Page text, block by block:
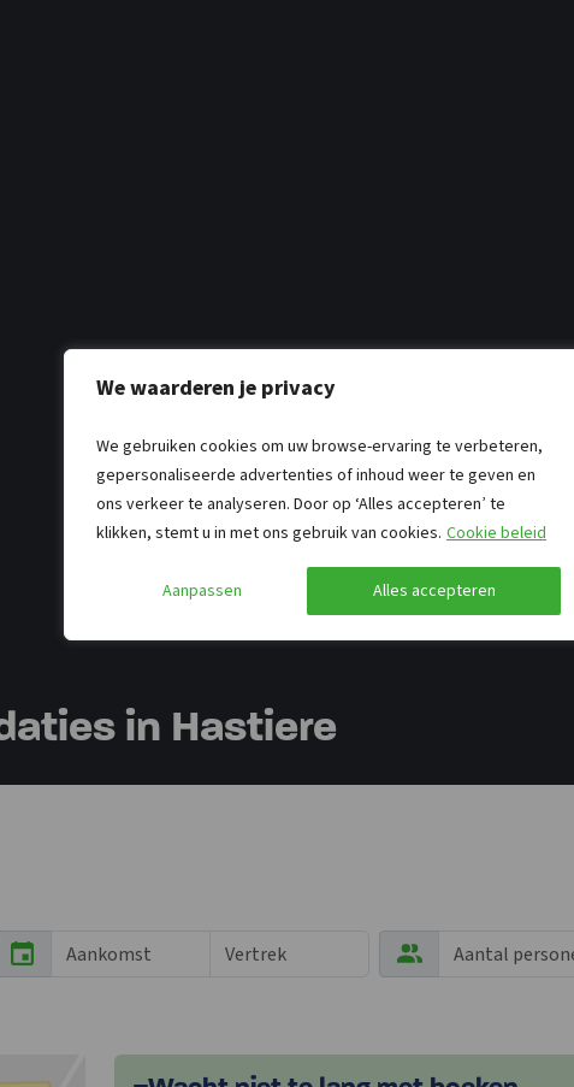
We waarderen je privacy
We gebruiken cookies om uw browse-ervaring te verbeteren,
gepersonaliseerde advertenties of inhoud weer te geven en
ons verkeer te analyseren. Door op ‘Alles accepteren’ te
klikken, stemt u in met ons gebruik van cookies. Cookie beleid
Aanpassen Alles accepteren
in Hastiere